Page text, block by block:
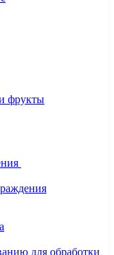
фрукты
для обработки